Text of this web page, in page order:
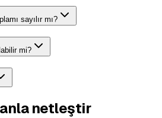
sayılır mı?
mi?
netleştir